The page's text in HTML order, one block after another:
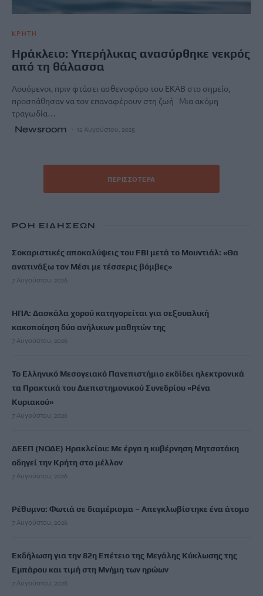
ΚΡΗΤΗ
Ηράκλειο: Υπερήλικας ανασύρθηκε νεκρός
από τη θάλασσα
Λουόμενοι, πριν φτάσει ασθενοφόρο του ΕΚΑΒ στο σημείο,
προσπάθησαν να τον επαναφέρουν στη ζωή Μια ακόμη
τραγωδία…
Newsroom 12 Αυγούστου, 2025
ΠΕΡΙΣΣΌΤΕΡΑ
ΡΟΗ ΕΙΔΗΣΕΩΝ
Σοκαριστικές αποκαλύψεις του FBI μετά το Μουντιάλ: «Θα
ανατινάξω τον Μέσι με τέσσερις βόμβες»
7 Αυγούστου, 2026
ΗΠΑ: Δασκάλα χορού κατηγορείται για σεξουαλική
κακοποίηση δύο ανήλικων μαθητών της
7 Αυγούστου, 2026
Το Ελληνικό Μεσογειακό Πανεπιστήμιο εκδίδει ηλεκτρονικά
τα Πρακτικά του Διεπιστημονικού Συνεδρίου «Ρένα
Κυριακού»
7 Αυγούστου, 2026
ΔΕΕΠ (ΝΟΔΕ) Ηρακλείου: Με έργα η κυβέρνηση Μητσοτάκη
οδηγεί την Κρήτη στο μέλλον
7 Αυγούστου, 2026
Ρέθυμνο: Φωτιά σε διαμέρισμα – Απεγκλωβίστηκε ένα άτομο
7 Αυγούστου, 2026
Εκδήλωση για την 82η Επέτειο της Μεγάλης Κύκλωσης της
Εμπάρου και τιμή στη Μνήμη των ηρώων
7 Αυγούστου, 2026